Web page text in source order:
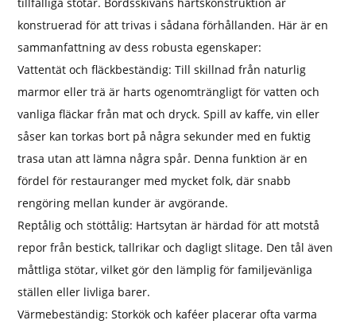
konstruerad för att trivas i sådana förhållanden. Här är en
sammanfattning av dess robusta egenskaper:
Vattentät och fläckbeständig: Till skillnad från naturlig
marmor eller trä är harts ogenomträngligt för vatten och
vanliga fläckar från mat och dryck. Spill av kaffe, vin eller
såser kan torkas bort på några sekunder med en fuktig
trasa utan att lämna några spår. Denna funktion är en
fördel för restauranger med mycket folk, där snabb
rengöring mellan kunder är avgörande.
Reptålig och stöttålig: Hartsytan är härdad för att motstå
repor från bestick, tallrikar och dagligt slitage. Den tål även
måttliga stötar, vilket gör den lämplig för familjevänliga
ställen eller livliga barer.
Värmebeständig: Storkök och kaféer placerar ofta varma